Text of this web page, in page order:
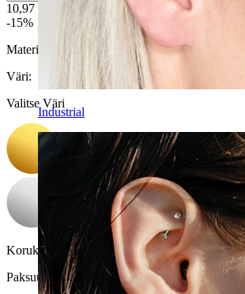
Industrial
10,97 €
12,90 €
-15%
Materiaali:
Titaani
Väri:
Valitse Väri
Korukiven väri: white pearl
Paksuus:
1,2 mm